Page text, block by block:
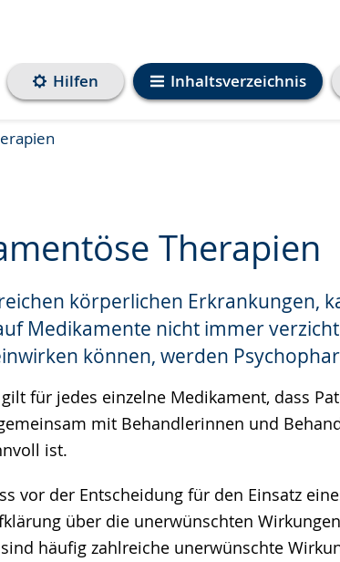
Inhaltsverzeichnis
Hilfen
Therapien
körperlichen Erkrankungen,
Medikamente nicht immer
können, werden
für jedes einzelne Medikament, dass
mit Behandlerinnen und
ist.
vor der Entscheidung für den Einsatz
über die unerwünschten
häufig zahlreiche unerwünschte